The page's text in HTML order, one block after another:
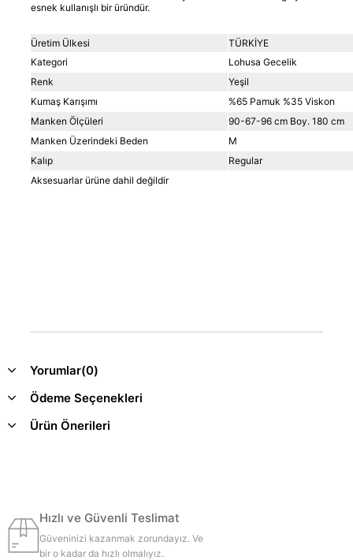
esnek kullanışlı bir üründür.
Üretim Ülkesi
TÜRKİYE
Kategori
Lohusa Gecelik
Renk
Yeşil
Kumaş Karışımı
%65 Pamuk %35 Viskon
Manken Ölçüleri
90-67-96 cm Boy. 180 cm
Manken Üzerindeki Beden
M
Kalıp
Regular
Aksesuarlar ürüne dahil değildir
Yorumlar(0)
Ödeme Seçenekleri
Ürün Önerileri
Hızlı ve Güvenli Teslimat
Güveninizi kazanmak zorundayız. Ve
bir o kadar da hızlı olmalıyız.